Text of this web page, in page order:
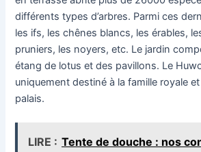
différents types d’arbres. Parmi ces
les ifs, les chênes blancs, les érables,
pruniers, les noyers, etc. Le jardin
étang de lotus et des pavillons. Le
uniquement destiné à la famille royale
palais.
LIRE : Tente de douche : nos